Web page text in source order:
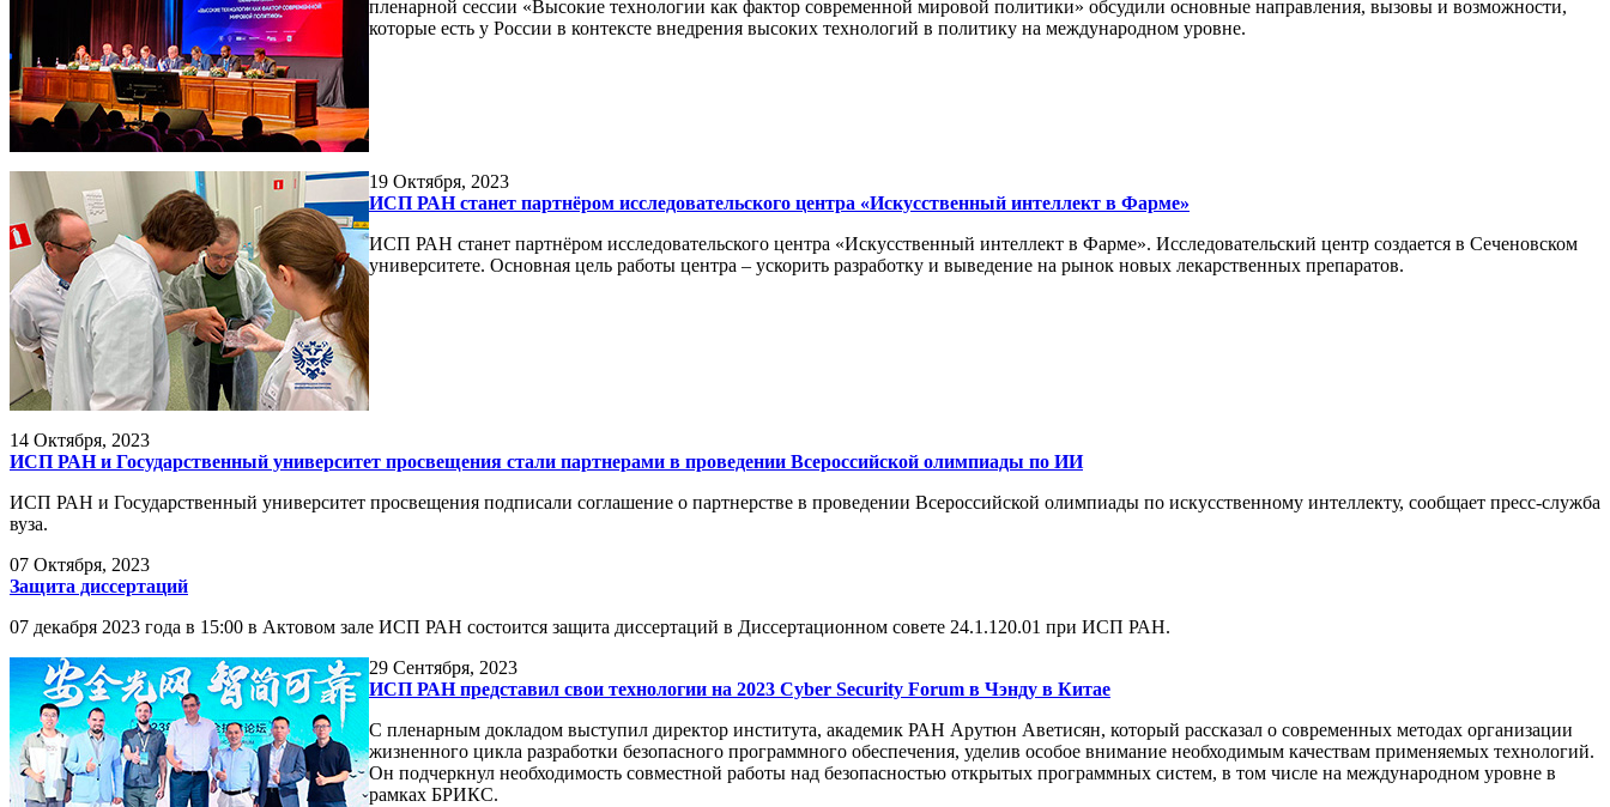
пленарной сессии «Высокие технологии как фактор современной мировой политики» обсудили основные направления, вызовы и возможности,
которые есть у России в контексте внедрения высоких технологий в политику на международном уровне.
19 Октября, 2023
ИСП РАН станет партнёром исследовательского центра «Искусственный интеллект в Фарме»
ИСП РАН станет партнёром исследовательского центра «Искусственный интеллект в Фарме». Исследовательский центр создается в Сеченовском
университете. Основная цель работы центра – ускорить разработку и выведение на рынок новых лекарственных препаратов.
14 Октября, 2023
ИСП РАН и Государственный университет просвещения стали партнерами в проведении Всероссийской олимпиады по ИИ
ИСП РАН и Государственный университет просвещения подписали соглашение о партнерстве в проведении Всероссийской олимпиады по искусственному интеллекту, сообщает пресс-служба
вуза.
07 Октября, 2023
Защита диссертаций
07 декабря 2023 года в 15:00 в Актовом зале ИСП РАН состоится защита диссертаций в Диссертационном совете 24.1.120.01 при ИСП РАН.
29 Сентября, 2023
ИСП РАН представил свои технологии на 2023 Cyber Security Forum в Чэнду в Китае
С пленарным докладом выступил директор института, академик РАН Арутюн Аветисян, который рассказал о современных методах организации
жизненного цикла разработки безопасного программного обеспечения, уделив особое внимание необходимым качествам применяемых технологий.
Он подчеркнул необходимость совместной работы над безопасностью открытых программных систем, в том числе на международном уровне в
рамках БРИКС.